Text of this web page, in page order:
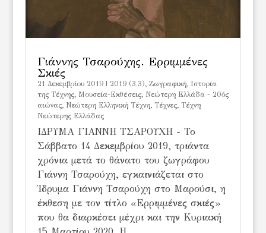
Γιάννης Τσαρούχης. Ερριμμένες
Σκιές
21 Δεκεμβρίου 2019| 2019 (3.3) Ζωγραφική, Ιστορία
της Τέχνης, Μουσεία-Εκθέσεις, Νεώτερη Ελλάδα - 20ός
αιώνας, Νεώτερη Ελληνική Τέχνη, Τέχνες, Τέχνη
Νεώτερης Ελλάδας
ΙΔΡΥΜΑ ΓΙΑΝΝΗ ΤΣΑΡΟΥΧΗ - Το
Σάββατο 14 Δεκεμβρίου 2019, τριάντα
χρόνια μετά το θάνατο του ζωγράφου
Γιάννη Τσαρούχη, εγκαινιάζεται στο
Ίδρυμα Γιάννη Τσαρούχη στο Μαρούσι, η
έκθεση με τον τίτλο «Eρριμμένες σκιές»
που θα διαρκέσει μέχρι και την Κυριακή